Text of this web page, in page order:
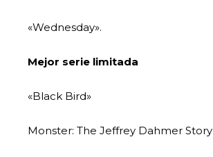
«Wednesday».
Mejor serie limitada
«Black Bird»
Monster: The Jeffrey Dahmer Story